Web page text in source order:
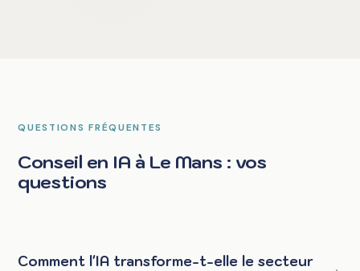
QUESTIONS FRÉQUENTES
Conseil en IA à Le Mans : vos
questions
Comment l'IA transforme-t-elle le secteur